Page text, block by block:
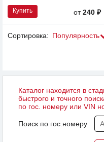
Купить от240 ₽
Сортировка: Популярность
Каталог находится в
быстрого и точного
по гос. номеру или VIN
Поиск по гос.номеру